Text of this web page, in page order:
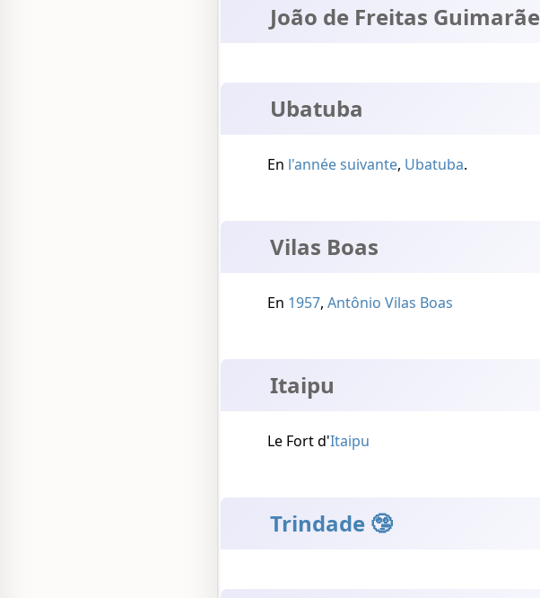
João de Freitas
Ubatuba
En l'année suivante, Ubatuba.
Vilas Boas
En 1957,Antônio Vilas Boas
Itaipu
Le Fort d'Itaipu
Trindade